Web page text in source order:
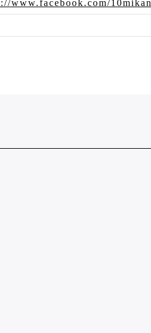
www.facebook.com/10mikan